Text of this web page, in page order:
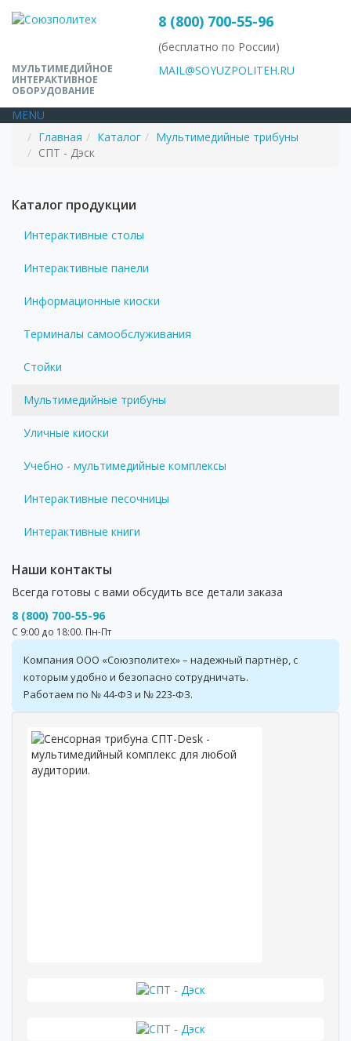
8 (800) 700-55-96
(бесплатно по России)
МУЛЬТИМЕДИЙНОЕ
ИНТЕРАКТИВНОЕ
ОБОРУДОВАНИЕ
MAIL@SOYUZPOLITEH.RU
MENU
Главная
Каталог
Мультимедийные трибуны
СПТ - Дэск
Каталог продукции
Интерактивные столы
Интерактивные панели
Информационные киоски
Терминалы самообслуживания
Стойки
Мультимедийные трибуны
Уличные киоски
Учебно - мультимедийные комплексы
Интерактивные песочницы
Интерактивные книги
Наши контакты
Всегда готовы с вами обсудить все детали заказа
8 (800) 700-55-96
С 9:00 до 18:00. Пн-Пт
Компания ООО «Союзполитех» – надежный партнёр, с
которым удобно и безопасно сотрудничать.
Работаем по № 44-ФЗ и № 223-ФЗ.